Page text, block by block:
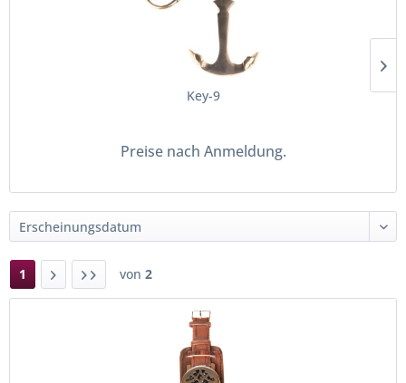
Key-9
Preise nach Anmeldung.
1 von 2